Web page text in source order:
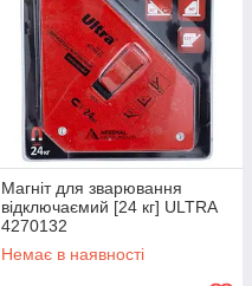
Магніт для зварювання
відключаємий [24 кг] ULTRA
4270132
Немає в наявності